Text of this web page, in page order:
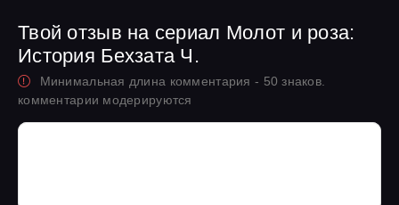
Твой отзыв на сериал Молот и роза:
История Бехзата Ч.
Минимальная длина комментария - 50 знаков.
комментарии модерируются